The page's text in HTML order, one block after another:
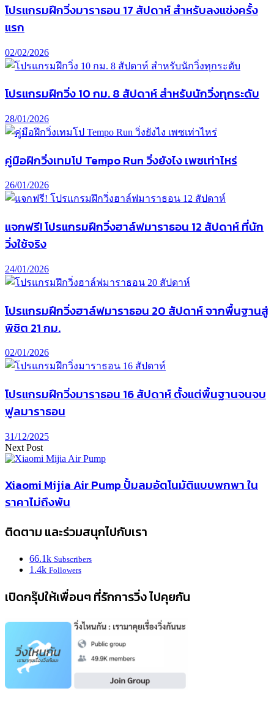
โปรแกรมฝึกวิ่งมาราธอน 17 สัปดาห์ สำหรับลงแข่งครั้ง
แรก
02/02/2026
โปรแกรมฝึกวิ่ง 10 กม. 8 สัปดาห์ สำหรับนักวิ่งทุกระดับ
28/01/2026
คู่มือฝึกวิ่งเทมโป Tempo Run วิ่งยังไง เพซเท่าไหร่
26/01/2026
แจกฟรี! โปรแกรมฝึกวิ่งฮาล์ฟมาราธอน 12 สัปดาห์ ที่นัก
วิ่งใช้จริง
24/01/2026
โปรแกรมฝึกวิ่งฮาล์ฟมาราธอน 20 สัปดาห์ จากพื้นฐานสู่
พิชิต 21 กม.
02/01/2026
โปรแกรมฝึกวิ่งมาราธอน 16 สัปดาห์ ตั้งแต่พื้นฐานจนจบ
ฟูลมาราธอน
31/12/2025
Next Post
Xiaomi Mijia Air Pump ปั้มลมอัตโนมัติแบบพกพา ใน
ราคาไม่ถึงพัน
ติดตาม และร่วมสนุกไปกับเรา
66.1k Subscribers
1.4k Followers
เปิดกรุ๊ปให้เพื่อนๆ ที่รักการวิ่ง ไปคุยกัน